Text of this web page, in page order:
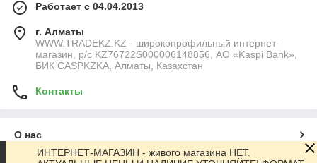
Работает с 04.04.2013
г. Алматы
WWW.TRADEKZ.KZ - широкопрофильный интернет-
магазин, р/с KZ76722S000006148856, АО «Kaspi Bank»,
БИК CASPKZKA, Алматы, Казахстан
Контакты
О нас
ИНТЕРНЕТ-МАГАЗИН - живого магазина НЕТ.